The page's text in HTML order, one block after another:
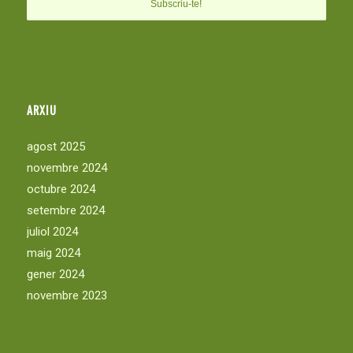
ARXIU
agost 2025
novembre 2024
octubre 2024
setembre 2024
juliol 2024
maig 2024
gener 2024
novembre 2023